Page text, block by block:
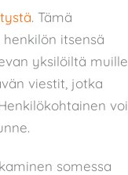
. Tämä
itsensä
yksilöiltä muille
viestit, jotka
voi
somessa